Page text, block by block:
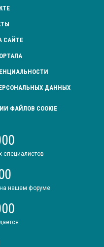
САЙТЕ
ДАННЫХ
ФАЙЛОВ COOKIE
специалистов
нашем форуме